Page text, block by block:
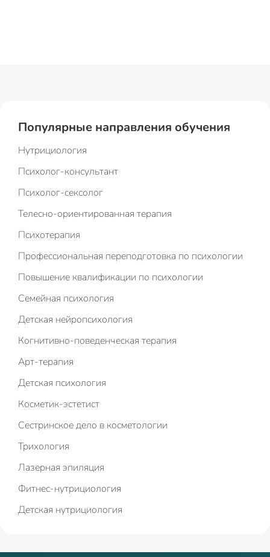
Популярные направления обучения
Нутрициология
Психолог-консультант
Психолог-сексолог
Телесно-ориентированная терапия
Психотерапия
Профессиональная переподготовка по психологии
Повышение квалификации по психологии
Семейная психология
Детская нейропсихология
Когнитивно-поведенческая терапия
Арт-терапия
Детская психология
Косметик-эстетист
Сестринское дело в косметологии
Трихология
Лазерная эпиляция
Фитнес-нутрициология
Детская нутрициология